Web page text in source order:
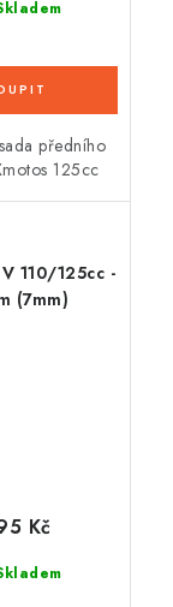
předního
125cc
110/125cc -
(7mm)
Kč